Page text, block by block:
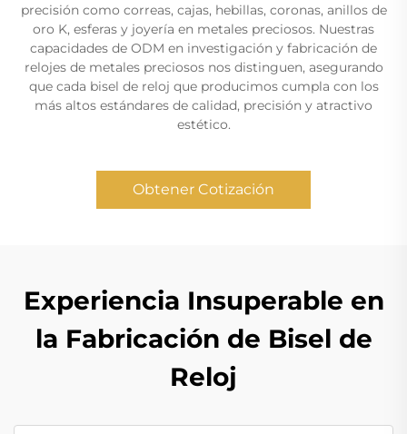
precisión como correas, cajas, hebillas, coronas, anillos de
oro K, esferas y joyería en metales preciosos. Nuestras
capacidades de ODM en investigación y fabricación de
relojes de metales preciosos nos distinguen, asegurando
que cada bisel de reloj que producimos cumpla con los
más altos estándares de calidad, precisión y atractivo
estético.
Obtener Cotización
Experiencia Insuperable en
la Fabricación de Bisel de
Reloj